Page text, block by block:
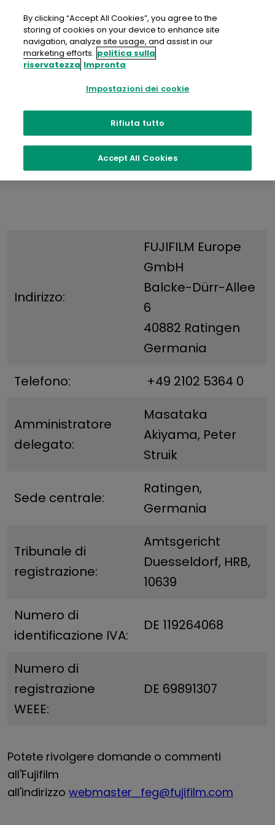
contenuto
Impronta
Indirizzo:
FUJIFILM Europe
GmbH
Balcke-Dürr-Allee
6
40882 Ratingen
Germania
Telefono:
+49 2102 5364 0
Amministratore
delegato:
Masataka
Akiyama, Peter
Struik
Sede centrale:
Ratingen,
Germania
Tribunale di
registrazione:
Amtsgericht
Duesseldorf, HRB,
10639
Numero di
identificazione IVA:
DE 119264068
Numero di
registrazione
WEEE:
DE 69891307
Potete rivolgere domande o commenti
all'Fujifilm
all'indirizzo webmaster_feg@fujifilm.com
By clicking “Accept All Cookies”, you agree to the
storing of cookies on your device to enhance site
navigation, analyze site usage, and assist in our
marketing efforts. politica sulla
riservatezza Impronta
Impostazioni dei cookie
Rifiuta tutto
Accept All Cookies